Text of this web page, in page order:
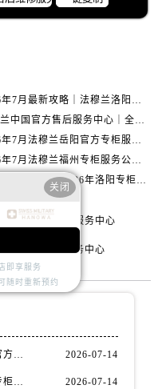
辽宁省盘锦市兴隆台区石油大街法穆兰售后服务中心（需提前预约）
辽宁省铁岭市银州区南马路法穆兰售后服务中心（需提前预约）
辽宁省营口市站前区市府路与渤海大街交叉口法穆兰售后服务中心（需提前预约）
辽宁省沈阳市沈河区中街路137号亨得利名表维修授权店1楼法穆兰售后服务中心（需提前预约）
辽宁省沈阳市沈河区中街路83号亨得利名表维修授权店1楼法穆兰售后服务中心（需提前预约）
2026年7月最新攻略｜法穆兰洛阳专柜官方客服电话与门店信息一网打尽
法穆兰中国官方售后服务中心｜全部网点地址与热线权威信息通告（2026年7月最新）
2026年7月法穆兰岳阳官方专柜服务热线公告｜附客户服务联系最新指南
2026年7月法穆兰福州专柜服务公告｜官方客服电话与门店信息同步核验
官方通告｜法穆兰2026年洛阳专柜客户服务热线升级，7月最新信息已发布
官方售后维修服务中心
方售后维修服务中心
2026年7月重磅公告｜法穆兰泰州官方专柜服务热线攻略，权威信息一表清 2026-07-14
2026年7月最新攻略｜法穆兰洛阳专柜官方客服电话与门店信息一网打尽 2026-07-14
关闭
即享服务
随时重新预约